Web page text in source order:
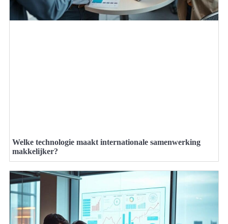
Welke technologie maakt internationale samenwerking
makkelijker?